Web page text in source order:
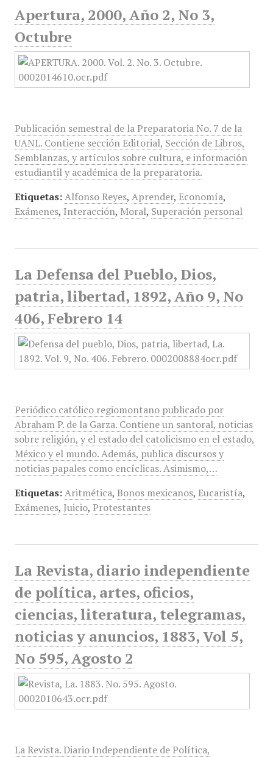
Apertura, 2000, Año 2, No 3,
Octubre
Publicación semestral de la Preparatoria No. 7 de la
UANL. Contiene sección Editorial, Sección de Libros,
Semblanzas, y artículos sobre cultura, e información
estudiantil y académica de la preparatoria.
Etiquetas: Alfonso Reyes, Aprender, Economía,
Exámenes, Interacción, Moral, Superación personal
La Defensa del Pueblo, Dios,
patria, libertad, 1892, Año 9, No
406, Febrero 14
Periódico católico regiomontano publicado por
Abraham P. de la Garza. Contiene un santoral, noticias
sobre religión, y el estado del catolicismo en el estado,
México y el mundo. Además, publica discursos y
noticias papales como encíclicas. Asimismo,…
Etiquetas: Aritmética, Bonos mexicanos, Eucaristía,
Exámenes, Juicio, Protestantes
La Revista, diario independiente
de política, artes, oficios,
ciencias, literatura, telegramas,
noticias y anuncios, 1883, Vol 5,
No 595, Agosto 2
La Revista. Diario Independiente de Política,